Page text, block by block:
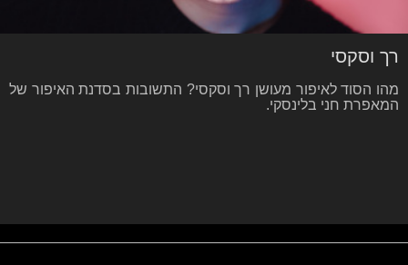
רך וסקסי
מהו הסוד לאיפור מעושן רך וסקסי? התשובות בסדנת האיפור של
המאפרת חני בלינסקי.